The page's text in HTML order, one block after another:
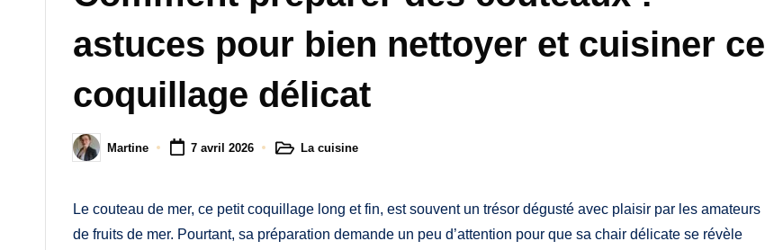
astuces pour bien nettoyer et cuisiner ce
coquillage délicat
PostedMartine 7 avril 2026
PostedLa cuisine
Le couteau de mer, ce petit coquillage long et fin, est souvent un trésor dégusté avec plaisir par les amateurs
de fruits de mer. Pourtant, sa préparation demande un peu d’attention pour que sa chair délicate se révèle